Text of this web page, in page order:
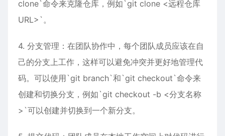
clone`命令来克隆仓库，例如`git clone <远程仓库
URL>`。
4. 分支管理：在团队协作中，每个团队成员应该在自
己的分支上工作，这样可以避免冲突并更好地管理代
码。可以使用`git branch`和`git checkout`命令来
创建和切换分支，例如`git checkout -b <分支名称
>`可以创建并切换到一个新分支。